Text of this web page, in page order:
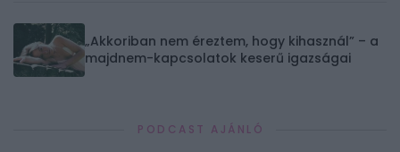
„Akkoriban nem éreztem, hogy kihasznál” – a
majdnem-kapcsolatok keserű igazságai
PODCAST AJÁNLÓ